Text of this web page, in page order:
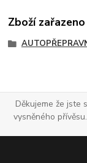
Zboží
Děkujeme že jste
vysněného